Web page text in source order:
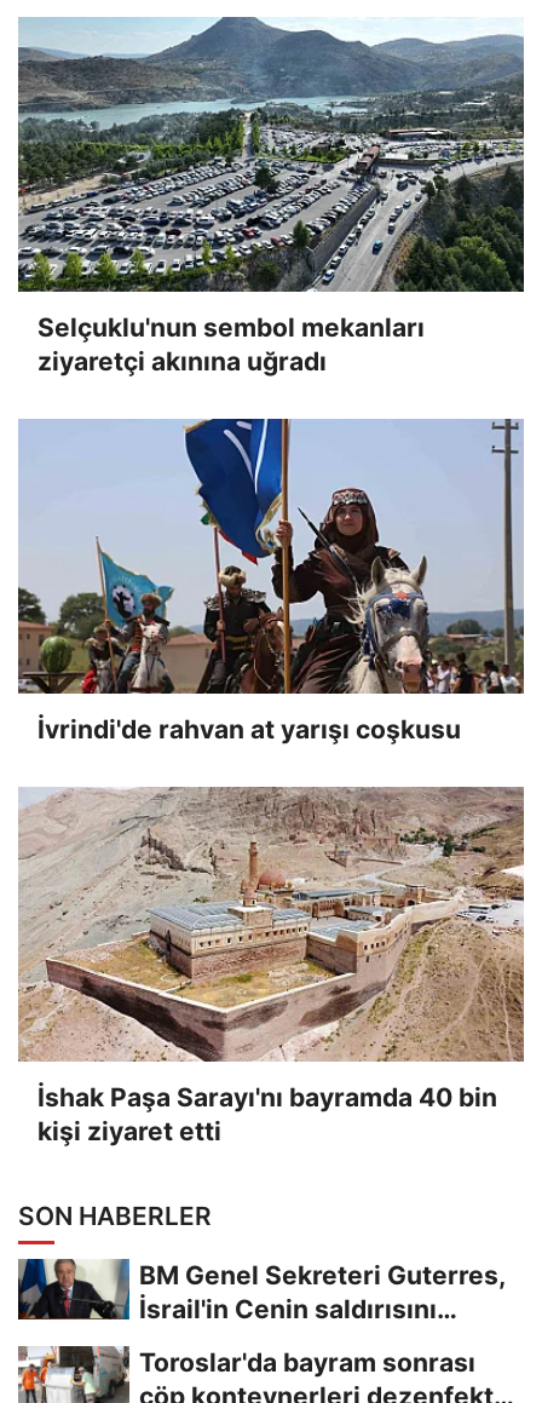
Selçuklu'nun sembol mekanları
ziyaretçi akınına uğradı
İvrindi'de rahvan at yarışı coşkusu
İshak Paşa Sarayı'nı bayramda 40 bin
kişi ziyaret etti
SON HABERLER
BM Genel Sekreteri Guterres,
İsrail'in Cenin saldırısını
Toroslar'da bayram sonrası
çöp konteynerleri dezenfekte